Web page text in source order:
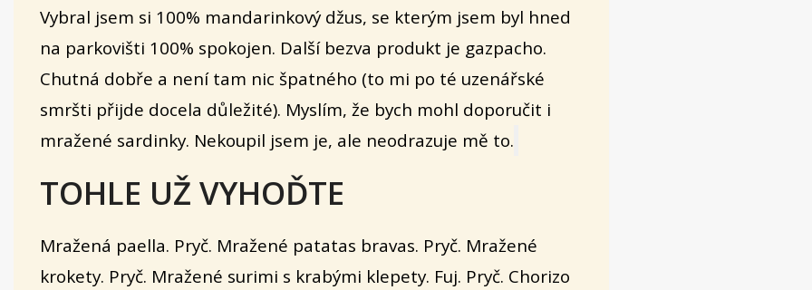
Vybral jsem si 100% mandarinkový džus, se kterým jsem byl hned
na parkovišti 100% spokojen. Další bezva produkt je gazpacho.
Chutná dobře a není tam nic špatného (to mi po té uzenářské
smršti přijde docela důležité). Myslím, že bych mohl doporučit i
mražené sardinky. Nekoupil jsem je, ale neodrazuje mě to.
TOHLE UŽ VYHOĎTE
Mražená paella. Pryč. Mražené patatas bravas. Pryč. Mražené
krokety. Pryč. Mražené surimi s krabými klepety. Fuj. Pryč. Chorizo